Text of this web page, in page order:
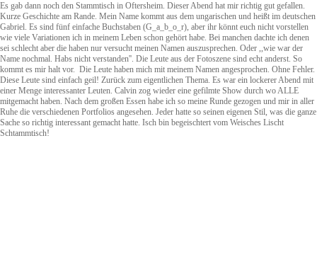
Es gab dann noch den Stammtisch in Oftersheim. Dieser Abend hat mir richtig gut gefallen.
Kurze Geschichte am Rande. Mein Name kommt aus dem ungarischen und heißt im deutschen
Gabriel. Es sind fünf einfache Buchstaben (G_a_b_o_r), aber ihr könnt euch nicht vorstellen
wie viele Variationen ich in meinem Leben schon gehört habe. Bei manchen dachte ich denen
sei schlecht aber die haben nur versucht meinen Namen auszusprechen. Oder ,,wie war der
Name nochmal. Habs nicht verstanden''. Die Leute aus der Fotoszene sind echt anderst. So
kommt es mir halt vor. Die Leute haben mich mit meinem Namen angesprochen. Ohne Fehler.
Diese Leute sind einfach geil! Zurück zum eigentlichen Thema. Es war ein lockerer Abend mit
einer Menge interessanter Leuten. Calvin zog wieder eine gefilmte Show durch wo ALLE
mitgemacht haben. Nach dem großen Essen habe ich so meine Runde gezogen und mir in aller
Ruhe die verschiedenen Portfolios angesehen. Jeder hatte so seinen eigenen Stil, was die ganze
Sache so richtig interessant gemacht hatte. Isch bin begeischtert vom Weisches Lischt
Schtammtisch!